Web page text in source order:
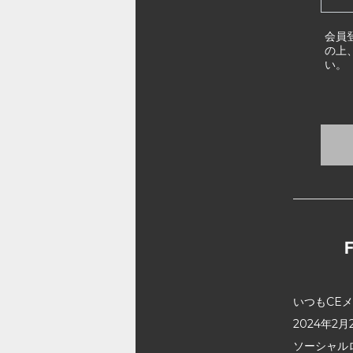
会員
の上
い。
いつもCE
2024年2月
ソーシャ